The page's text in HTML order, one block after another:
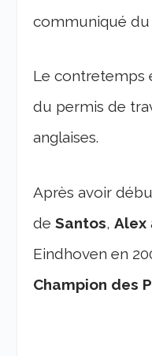
communiqué du
Le contretemps
du permis de
anglaises.
Après avoir
deSantos,Alex
Eindhoven en
Champion des